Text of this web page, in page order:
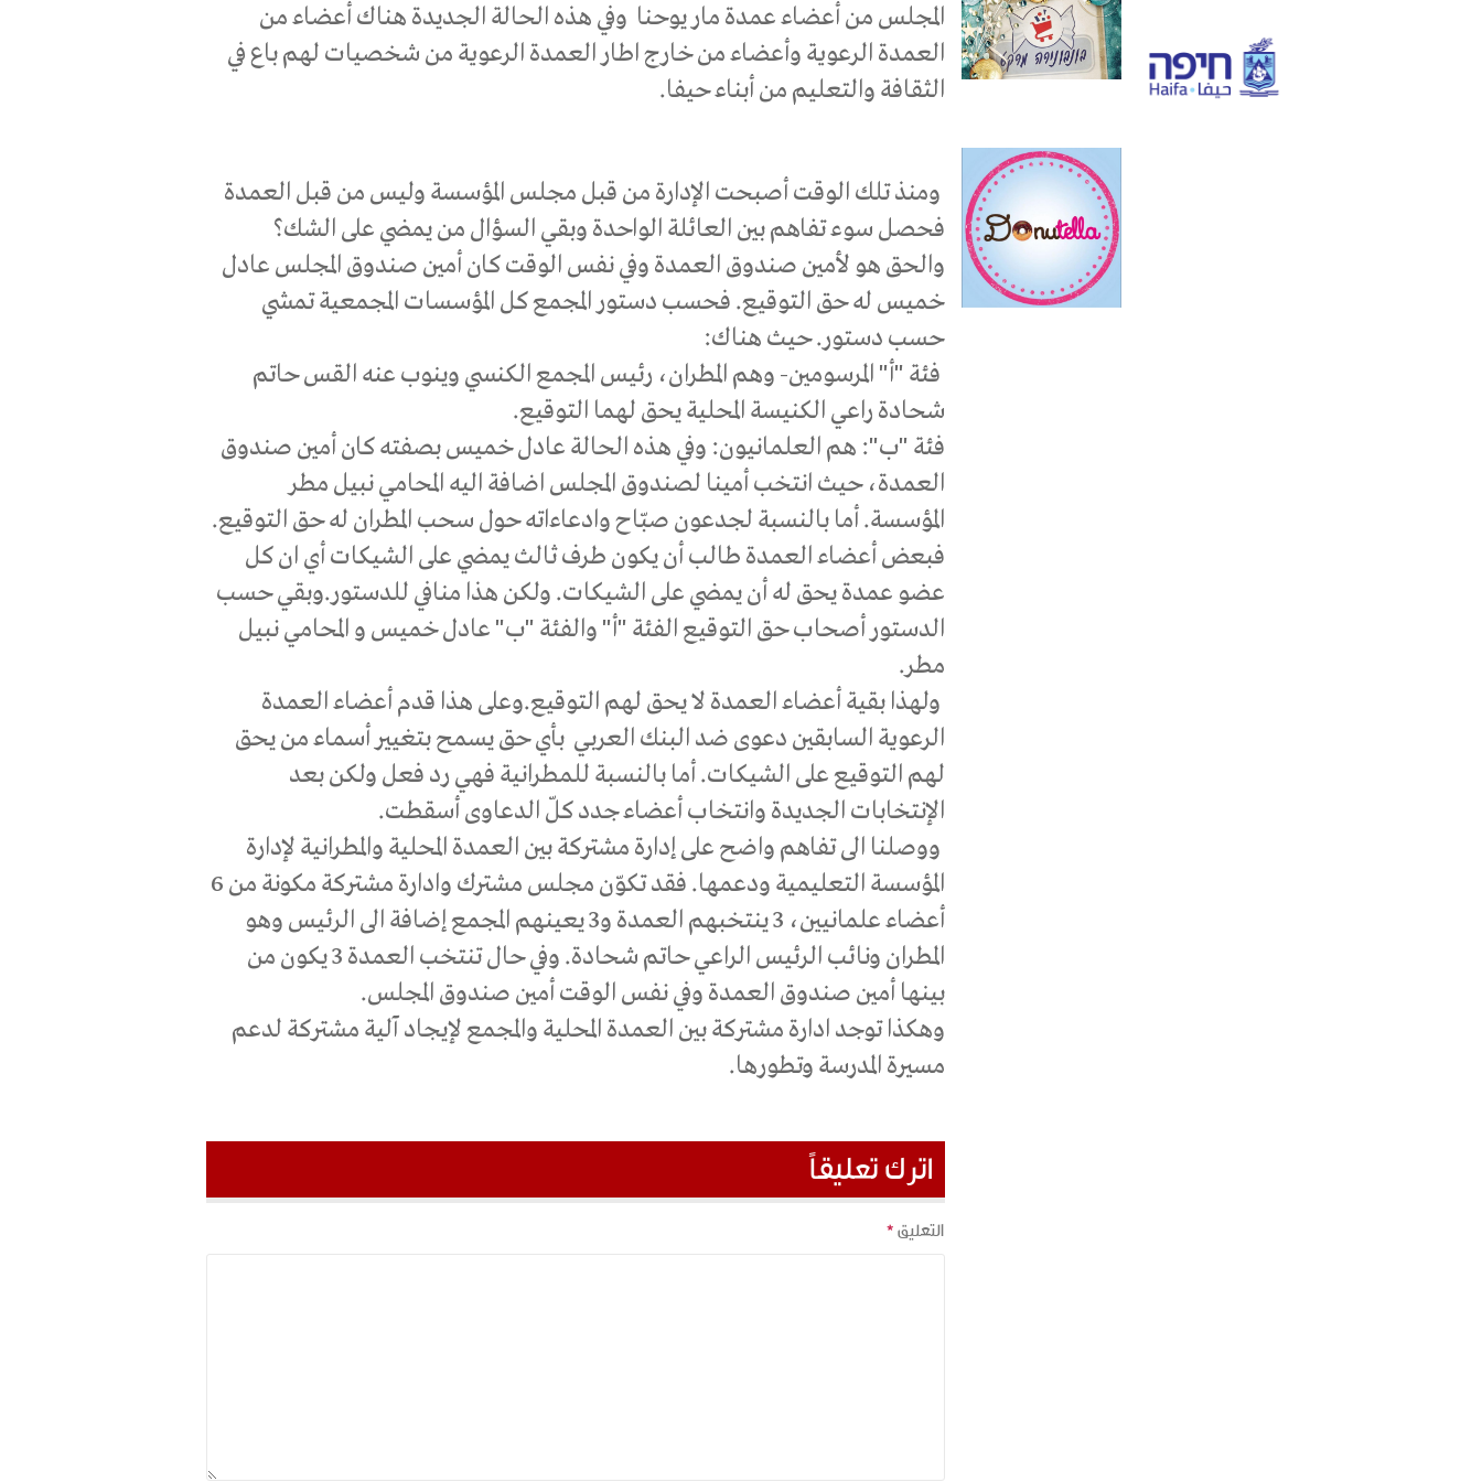
المجلس من أعضاء عمدة مار يوحنا وفي هذه الحالة الجديدة هناك أعضاء من
العمدة الرعوية وأعضاء من خارج اطار العمدة الرعوية من شخصيات لهم باع في
الثقافة والتعليم من أبناء حيفا.
ومنذ تلك الوقت أصبحت الإدارة من قبل مجلس المؤسسة وليس من قبل العمدة
فحصل سوء تفاهم بين العائلة الواحدة وبقي السؤال من يمضي على الشك؟
والحق هو لأمين صندوق العمدة وفي نفس الوقت كان أمين صندوق المجلس عادل
خميس له حق التوقيع. فحسب دستور المجمع كل المؤسسات المجمعية تمشي
حسب دستور. حيث هناك:
فئة "أ" المرسومين- وهم المطران، رئيس المجمع الكنسي وينوب عنه القس حاتم
شحادة راعي الكنيسة المحلية يحق لهما التوقيع.
فئة "ب": هم العلمانيون: وفي هذه الحالة عادل خميس بصفته كان أمين صندوق
العمدة، حيث انتخب أمينا لصندوق المجلس اضافة اليه المحامي نبيل مطر
المؤسسة. أما بالنسبة لجدعون صبّاح وادعاءاته حول سحب المطران له حق التوقيع.
فبعض أعضاء العمدة طالب أن يكون طرف ثالث يمضي على الشيكات أي ان كل
عضو عمدة يحق له أن يمضي على الشيكات. ولكن هذا منافي للدستور.وبقي حسب
الدستور أصحاب حق التوقيع الفئة "أ" والفئة "ب" عادل خميس و المحامي نبيل
مطر.
ولهذا بقية أعضاء العمدة لا يحق لهم التوقيع.وعلى هذا قدم أعضاء العمدة
الرعوية السابقين دعوى ضد البنك العربي بأي حق يسمح بتغيير أسماء من يحق
لهم التوقيع على الشيكات. أما بالنسبة للمطرانية فهي رد فعل ولكن بعد
الإنتخابات الجديدة وانتخاب أعضاء جدد كلّ الدعاوى أسقطت.
ووصلنا الى تفاهم واضح على إدارة مشتركة بين العمدة المحلية والمطرانية لإدارة
المؤسسة التعليمية ودعمها. فقد تكوّن مجلس مشترك وادارة مشتركة مكونة من 6
أعضاء علمانيين، 3 ينتخبهم العمدة و3 يعينهم المجمع إضافة الى الرئيس وهو
المطران ونائب الرئيس الراعي حاتم شحادة. وفي حال تنتخب العمدة 3 يكون من
بينها أمين صندوق العمدة وفي نفس الوقت أمين صندوق المجلس.
وهكذا توجد ادارة مشتركة بين العمدة المحلية والمجمع لإيجاد آلية مشتركة لدعم
مسيرة المدرسة وتطورها.
اترك تعليقاً
التعليق*